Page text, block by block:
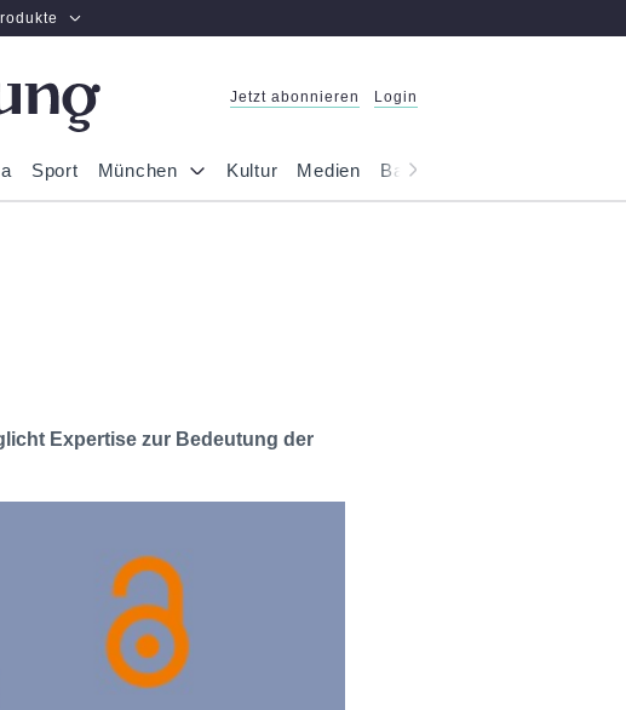
Jetzt abonnieren Login
Sport München Kultur Medien Bayern
Expertise zur Bedeutung der